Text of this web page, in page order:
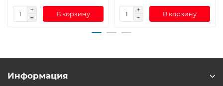
В корзину В корзину
Информация